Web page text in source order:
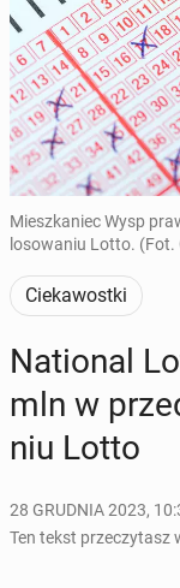
Mieszkaniec Wysp
losowaniu Lotto. (Fot.
Ciekawostki
Na­tio­nal
mln w
niu Lotto
28 GRUDNIA 2023,
Ten tekst przeczytasz